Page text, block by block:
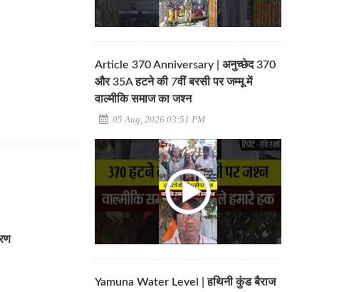
Article 370 Anniversary | अनुच्छेद 370
और 35A हटने की 7वीं बरसी पर जम्मू में
वाल्मीकि समाज का जश्न
05 Aug, 2026 03:51 PM
Yamuna Water Level | हथिनी कुंड बैराज